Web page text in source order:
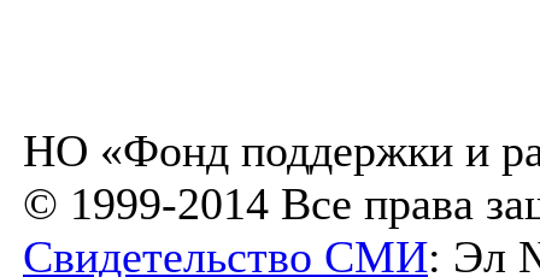
НО «Фонд поддержки и
© 1999-2014 Все права
Свидетельство СМИ: Эл